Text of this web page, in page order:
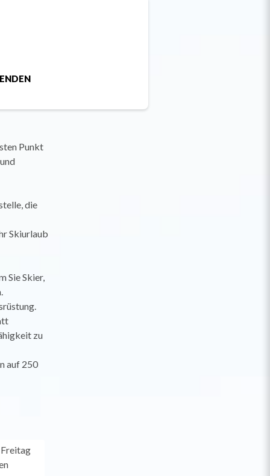
Punkt
die
Skiurlaub
Sie Skier,
zu
auf 250